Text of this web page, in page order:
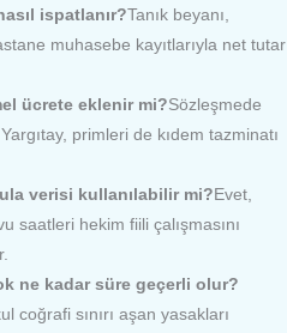
ispatlanır?Tanık beyanı,
muhasebe kayıtlarıyla net tutar
ücrete eklenir mi?Sözleşmede
primleri de kıdem tazminatı
verisi kullanılabilir mi?Evet,
saatleri hekim fiili çalışmasını
ne kadar süre geçerli olur?
coğrafi sınırı aşan yasakları